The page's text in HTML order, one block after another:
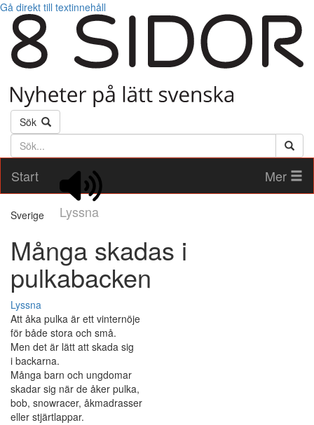
Gå direkt till textinnehåll
Sök
Söktext
Start
Lyssna
Mer
Sverige
Många skadas i
pulkabacken
Lyssna
Att åka pulka är ett vinternöje
för både stora och små.
Men det är lätt att skada sig
i backarna.
Många barn och ungdomar
skadar sig när de åker pulka,
bob, snowracer, åkmadrasser
eller stjärtlappar.